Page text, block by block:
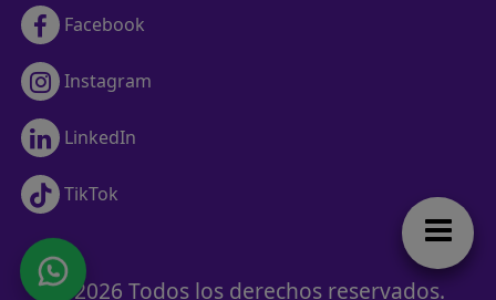
Facebook
Instagram
LinkedIn
TikTok
© 2026 Todos los derechos reservados.